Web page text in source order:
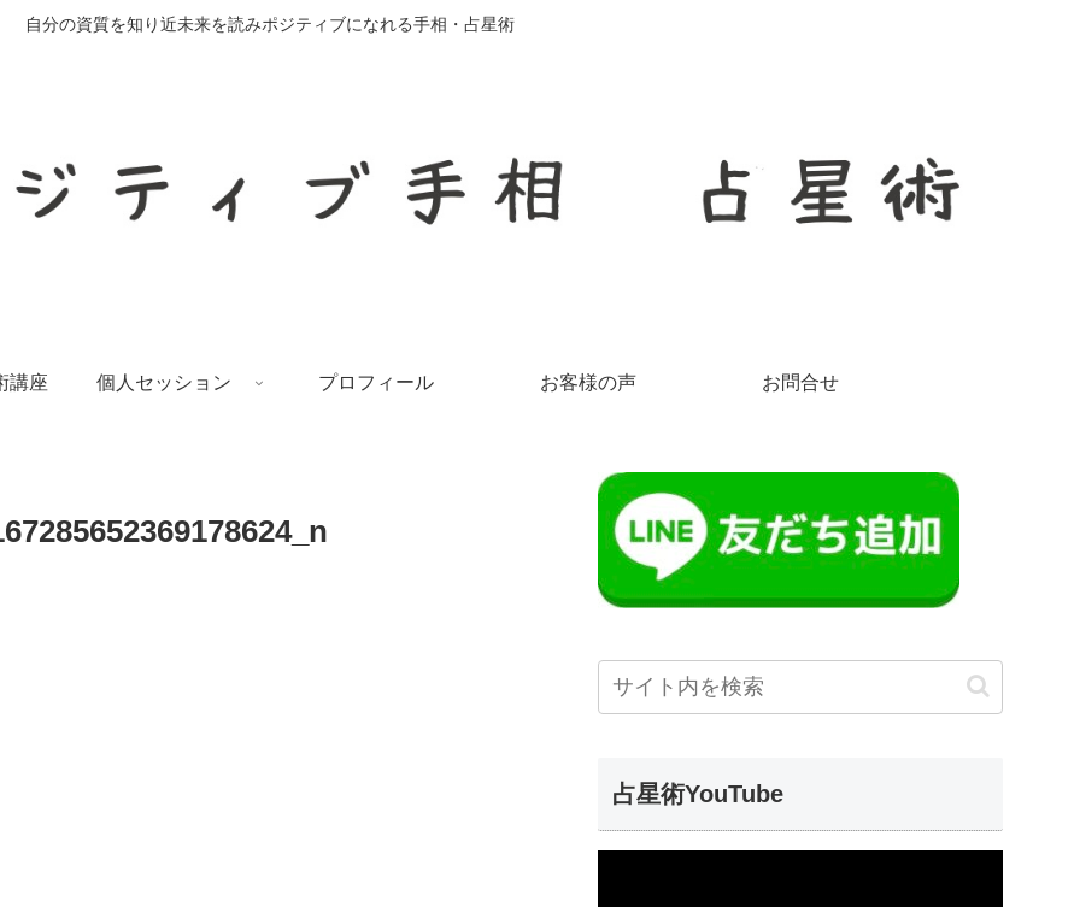
自分の資質を知り近未来を読みポジティブになれる手相・占星術
講座 個人セッション プロフィール お客様の声 お問合せ
占星術YouTube